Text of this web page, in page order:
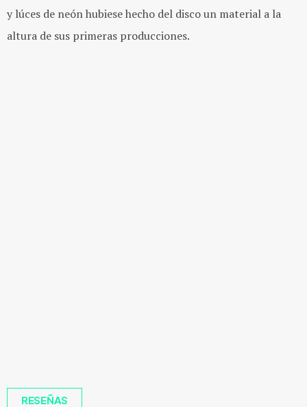
y lúces de neón hubiese hecho del disco un material a la
altura de sus primeras producciones.
RESEÑAS